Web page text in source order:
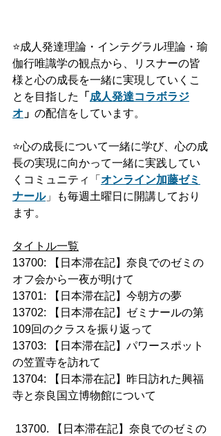
⭐️成人発達理論・インテグラル理論・瑜
伽行唯識学の観点から、リスナーの皆
様と心の成長を一緒に実現していくこ
とを目指した
「 成人発達コラボラジ
オ 」 の配信をしています。
⭐️心の成長について一緒に学び、心の成
長の実現に向かって一緒に実践してい
くコミュニティ「 オンライン加藤ゼミ
ナール」も毎週土曜日に開講しており
ます。
タイトル一覧
13700: 【日本滞在記】奈良でのゼミの
オフ会から一夜が明けて
13701: 【日本滞在記】今朝方の夢
13702: 【日本滞在記】ゼミナールの第
109回のクラスを振り返って
13703: 【日本滞在記】パワースポット
の笠置寺を訪れて
13704: 【日本滞在記】昨日訪れた興福
寺と奈良国立博物館について
13700. 【日本滞在記】奈良でのゼミの